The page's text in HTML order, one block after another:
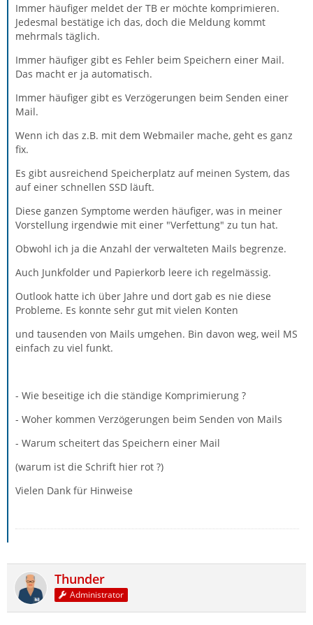
Immer häufiger meldet der TB er möchte komprimieren.
Jedesmal bestätige ich das, doch die Meldung kommt
mehrmals täglich.
Immer häufiger gibt es Fehler beim Speichern einer Mail.
Das macht er ja automatisch.
Immer häufiger gibt es Verzögerungen beim Senden einer
Mail.
Wenn ich das z.B. mit dem Webmailer mache, geht es ganz
fix.
Es gibt ausreichend Speicherplatz auf meinen System, das
auf einer schnellen SSD läuft.
Diese ganzen Symptome werden häufiger, was in meiner
Vorstellung irgendwie mit einer "Verfettung" zu tun hat.
Obwohl ich ja die Anzahl der verwalteten Mails begrenze.
Auch Junkfolder und Papierkorb leere ich regelmässig.
Outlook hatte ich über Jahre und dort gab es nie diese
Probleme. Es konnte sehr gut mit vielen Konten
und tausenden von Mails umgehen. Bin davon weg, weil MS
einfach zu viel funkt.
- Wie beseitige ich die ständige Komprimierung ?
- Woher kommen Verzögerungen beim Senden von Mails
- Warum scheitert das Speichern einer Mail
(warum ist die Schrift hier rot ?)
Vielen Dank für Hinweise
Thunder
Administrator